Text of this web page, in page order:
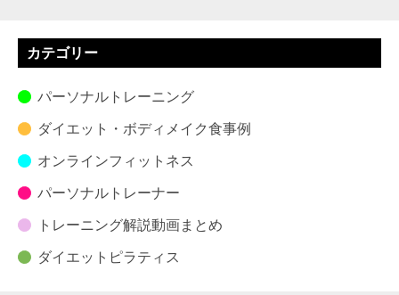
カテゴリー
パーソナルトレーニング
ダイエット・ボディメイク食事例
オンラインフィットネス
パーソナルトレーナー
トレーニング解説動画まとめ
ダイエットピラティス